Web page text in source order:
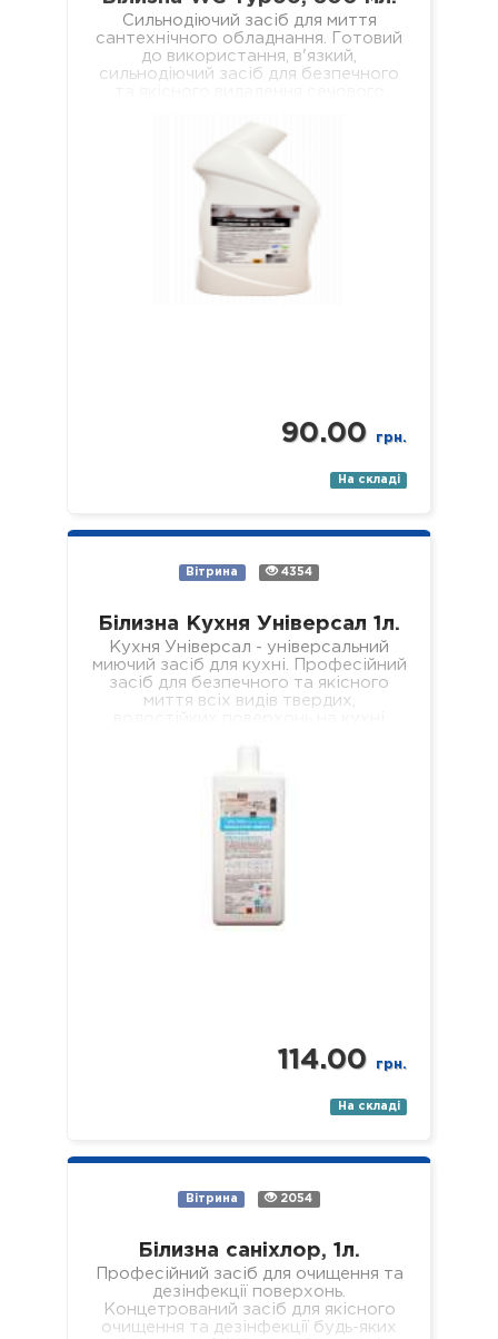
Сильнодіючий засіб для миття
сантехнічного обладнання. Готовий
до використання, в'язкий,
сильнодіючий засіб для безпечного
відкладень з внутрішніх поверхонь…
90.00 грн.
На складі
Вітрина 4354
Білизна Кухня Універсал 1л.
Кухня Універсал - універсальний
миючий засіб для кухні. Професійний
засіб для безпечного та якісного
миття всіх видів твердих,
114.00 грн.
На складі
Вітрина 2054
Білизна саніхлор, 1л.
Професійний засіб для очищення та
дезінфекції поверхонь.
Концетрований засіб для якісного
очищення та дезінфекції будь-яких